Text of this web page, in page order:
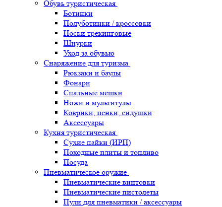
Обувь туристическая
Ботинки
Полуботинки / кроссовки
Носки трекинговые
Шнурки
Уход за обувью
Снаряжение для туризма
Рюкзаки и баулы
Фонари
Спальные мешки
Ножи и мультитулы
Коврики, пенки, сидушки
Аксессуары
Кухня туристическая
Сухие пайки (ИРП)
Походные плиты и топливо
Посуда
Пневматическое оружие
Пневматические винтовки
Пневматические пистолеты
Пули для пневматики / аксессуары